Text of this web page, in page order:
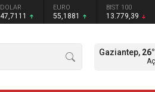
DOLAR
47,7111
EURO
55,1881
BIST 100
13.779,39
Gaziantep, 26